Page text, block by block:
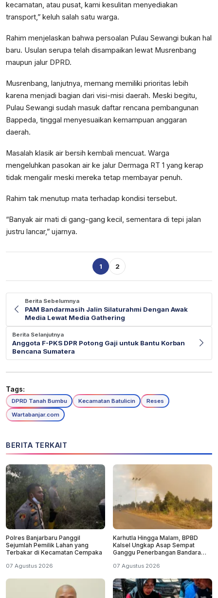
kecamatan, atau pusat, kami kesulitan menyediakan
transport,” keluh salah satu warga.
Rahim menjelaskan bahwa persoalan Pulau Sewangi bukan hal
baru. Usulan serupa telah disampaikan lewat Musrenbang
maupun jalur DPRD.
Musrenbang, lanjutnya, memang memiliki prioritas lebih
karena menjadi bagian dari visi-misi daerah. Meski begitu,
Pulau Sewangi sudah masuk daftar rencana pembangunan
Bappeda, tinggal menyesuaikan kemampuan anggaran
daerah.
Masalah klasik air bersih kembali mencuat. Warga
mengeluhkan pasokan air ke jalur Dermaga RT 1 yang kerap
tidak mengalir meski mereka tetap membayar penuh.
Rahim tak menutup mata terhadap kondisi tersebut.
“Banyak air mati di gang-gang kecil, sementara di tepi jalan
justru lancar,” ujarnya.
1 2
Berita Sebelumnya
PAM Bandarmasih Jalin Silaturahmi Dengan Awak
Media Lewat Media Gathering
Berita Selanjutnya
Anggota F-PKS DPR Potong Gaji untuk Bantu Korban
Bencana Sumatera
Tags:
DPRD Tanah Bumbu Kecamatan Batulicin
Reses
Wartabanjar.com
BERITA TERKAIT
Polres Banjarbaru Panggil
Sejumlah Pemilik Lahan yang
Terbakar di Kecamatan Cempaka
07 Agustus 2026
Karhutla Hingga Malam, BPBD
Kalsel Ungkap Asap Sempat
Ganggu Penerbangan Bandara
07 Agustus 2026